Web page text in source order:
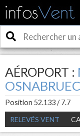
AÉROPORT :
Position 52.133 / 7.7
RELEVÉS VENT